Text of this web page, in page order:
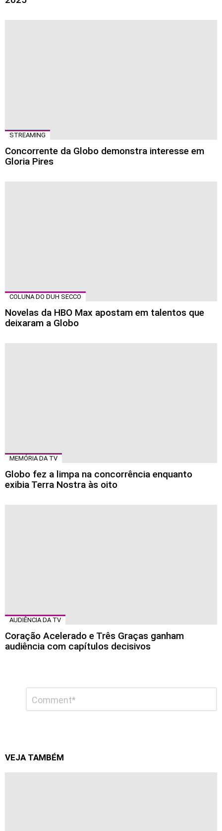
STREAMING
Concorrente da Globo demonstra interesse em
Gloria Pires
COLUNA DO DUH SECCO
Novelas da HBO Max apostam em talentos que
deixaram a Globo
MEMÓRIA DA TV
Globo fez a limpa na concorrência enquanto
exibia Terra Nostra às oito
AUDIÊNCIA DA TV
Coração Acelerado e Três Graças ganham
audiência com capítulos decisivos
comentário
Comentário
VEJA TAMBÉM